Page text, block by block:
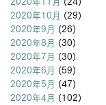
2020年10月 (29)
2020年9月 (26)
2020年8月 (30)
2020年7月 (30)
2020年6月 (59)
2020年5月 (47)
2020年4月 (102)